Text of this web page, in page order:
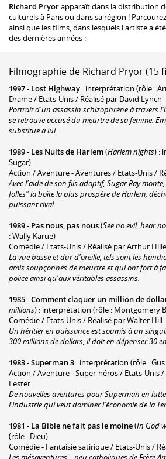
Richard Pryorapparaît dans la distribution
culturels à Paris ou dans sa région !
ainsi que les films, dans lesquels l'artiste a
des dernières années :
Filmographie de Richard Pryor (15
1997- Lost Highway : interprétation (rôle :
Drame / Etats-Unis / Réalisé par David Lynch
Portrait d'un assassin schizophrène à travers
se retrouve accusé du meurtre de sa femme.
substitue à lui.
1989- Les Nuits de Harlem(Harlem nights) :
Sugar)
Action / Aventure - Aventures / Etats-Unis /
Avec l'aide de son fils adoptif, Sugar Ray
folles" la boîte la plus prospère de Harlem,
puissant rival.
1989- Pas nous, pas nous(See no evil, hear
: Wally Karue)
Comédie / Etats-Unis / Réalisé par Arthur
La vue basse et dur d'oreille, tels sont les
amis soupçonnés de meurtre et qui ont fort à
police ainsi qu'aux véritables assassins.
1985-Comment claquer un million de
millions) : interprétation (rôle : Montgomery
Comédie / Etats-Unis / Réalisé par Walter Hill
Un héritier en puissance est soumis à un
300 millions de dollars, il doit en dépenser 30
1983-Superman 3 : interprétation (rôle :
Action / Aventure - Super-héros / Etats-Unis /
Lester
De nouvelles aventures pour Superman en
l'industrie qui veut dominer l'économie de la
1981 - La Bible ne fait pas le moine(In God
(rôle : Dieu)
Comédie - Fantaisie satirique / Etats-Unis /